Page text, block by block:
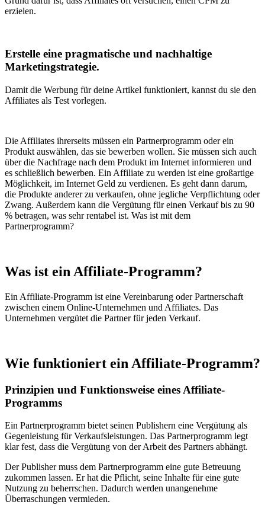
erzielen.
Erstelle eine pragmatische und nachhaltige
Marketingstrategie.
Damit die Werbung für deine Artikel funktioniert, kannst du sie den
Affiliates als Test vorlegen.
Die Affiliates ihrerseits müssen ein Partnerprogramm oder ein
Produkt auswählen, das sie bewerben wollen. Sie müssen sich auch
über die Nachfrage nach dem Produkt im Internet informieren und
es schließlich bewerben. Ein Affiliate zu werden ist eine großartige
Möglichkeit, im Internet Geld zu verdienen. Es geht dann darum,
die Produkte anderer zu verkaufen, ohne jegliche Verpflichtung oder
Zwang. Außerdem kann die Vergütung für einen Verkauf bis zu 90
% betragen, was sehr rentabel ist. Was ist mit dem
Partnerprogramm?
Was ist ein Affiliate-Programm?
Ein Affiliate-Programm ist eine Vereinbarung oder Partnerschaft
zwischen einem Online-Unternehmen und Affiliates. Das
Unternehmen vergütet die Partner für jeden Verkauf.
Wie funktioniert ein Affiliate-Programm?
Prinzipien und Funktionsweise eines Affiliate-
Programms
Ein Partnerprogramm bietet seinen Publishern eine Vergütung als
Gegenleistung für Verkaufsleistungen. Das Partnerprogramm legt
klar fest, dass die Vergütung von der Arbeit des Partners abhängt.
Der Publisher muss dem Partnerprogramm eine gute Betreuung
zukommen lassen. Er hat die Pflicht, seine Inhalte für eine gute
Nutzung zu beherrschen. Dadurch werden unangenehme
Überraschungen vermieden.